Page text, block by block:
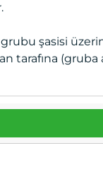
şasisi
tarafına